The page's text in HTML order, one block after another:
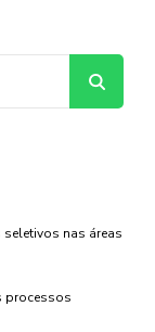
nas áreas
processos